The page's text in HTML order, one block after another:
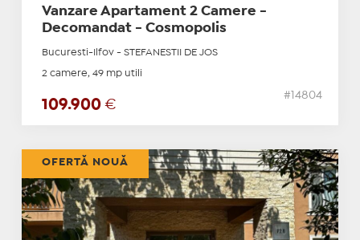
Vanzare Apartament 2 Camere -
Decomandat - Cosmopolis
Bucuresti-Ilfov - STEFANESTII DE JOS
2 camere, 49 mp utili
109.900 €
#14804
OFERTĂ NOUĂ